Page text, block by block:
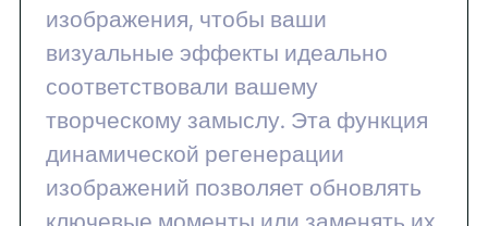
изображения, чтобы ваши
визуальные эффекты идеально
соответствовали вашему
творческому замыслу. Эта функция
динамической регенерации
изображений позволяет обновлять